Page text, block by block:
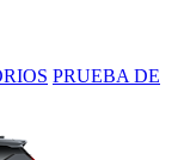
PRUEBA DE